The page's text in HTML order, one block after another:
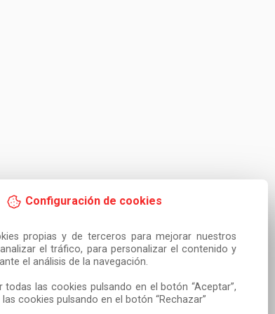
Configuración de cookies
propias y de terceros para mejorar nuestros
el tráfico, para personalizar el contenido y
el análisis de la navegación.
todas las cookies pulsando en el botón “Aceptar”,
cookies pulsando en el botón “Rechazar”